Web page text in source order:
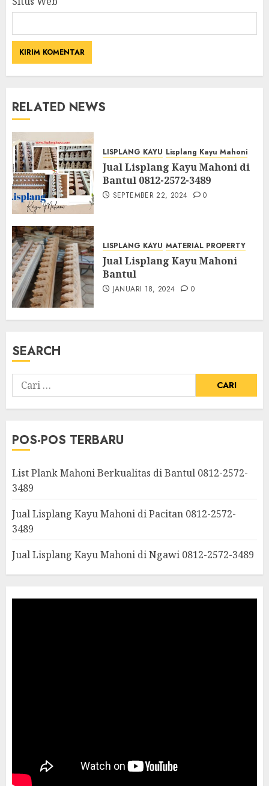
RELATED NEWS
LISPLANG KAYU Lisplang Kayu Mahoni
Jual Lisplang Kayu Mahoni di
Bantul 0812-2572-3489
SEPTEMBER 22, 2024 0
LISPLANG KAYU MATERIAL PROPERTY
Jual Lisplang Kayu Mahoni
Bantul
JANUARI 18, 2024 0
SEARCH
POS-POS TERBARU
List Plank Mahoni Berkualitas di Bantul 0812-2572-
3489
Jual Lisplang Kayu Mahoni di Pacitan 0812-2572-
3489
Jual Lisplang Kayu Mahoni di Ngawi 0812-2572-3489